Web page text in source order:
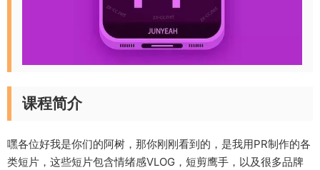
课程简介
嘿各位好我是你们的阿树，那你刚刚看到的，是我用PR制作的各
类短片，这些短片包含情绪感VLOG，短剪鹰手，以及很多品牌